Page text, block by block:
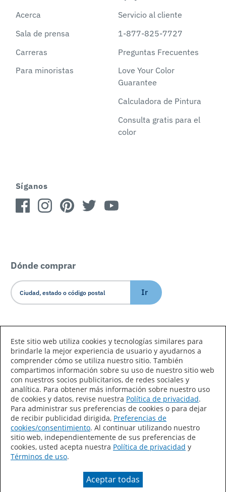
Acerca
Sala de prensa
Carreras
Para minoristas
Servicio al cliente
1-877-825-7727
Preguntas Frecuentes
Love Your Color
Guarantee
Calculadora de Pintura
Consulta gratis para el
color
Síganos
Dónde comprar
Ir
Declaración de accesibilidad
Mapa del sitio
Términos de uso
Privacidad
Sus preferencias de privacidad
Ley de Cadenas de Suministro de California
Este sitio web utiliza cookies y tecnologías similares para
brindarle la mejor experiencia de usuario y ayudarnos a
comprender cómo se utiliza nuestro sitio. También
compartimos información sobre su uso de nuestro sitio web
con nuestros socios publicitarios, de redes sociales y
analítica. Para obtener más información sobre nuestro uso
de cookies y datos, revise nuestra Política de privacidad.
Para administrar sus preferencias de cookies o para dejar
de recibir publicidad dirigida, Preferencias de
cookies/consentimiento. Al continuar utilizando nuestro
sitio web, independientemente de sus preferencias de
cookies, usted acepta nuestra Política de privacidad y
Términos de uso.
Aceptar todas